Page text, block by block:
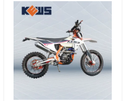
درباره ما
تور کارخانه